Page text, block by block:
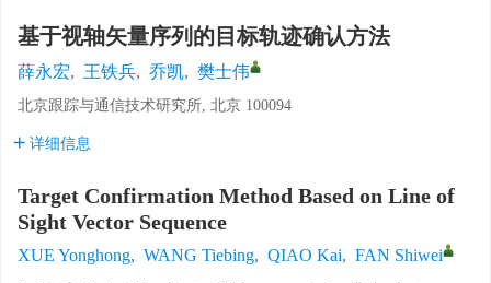
基于视轴矢量序列的目标轨迹确认方法
薛永宏, 王铁兵, 乔凯, 樊士伟
北京跟踪与通信技术研究所, 北京 100094
详细信息
Target Confirmation Method Based on Line of
Sight Vector Sequence
XUE Yonghong, WANG Tiebing, QIAO Kai, FAN Shiwei